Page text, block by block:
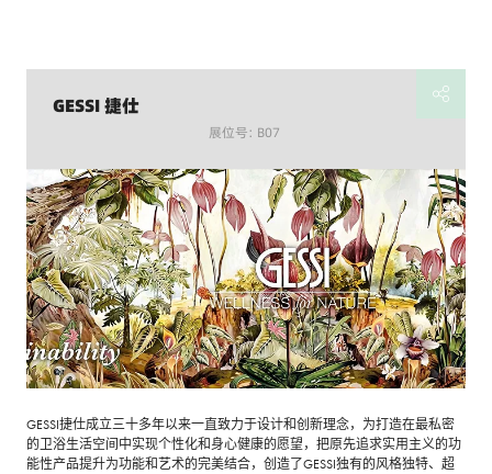
GESSI 捷仕
展位号: B07
GESSI捷仕成立三十多年以来一直致力于设计和创新理念，为打造在最私密
的卫浴生活空间中实现个性化和身心健康的愿望，把原先追求实用主义的功
能性产品提升为功能和艺术的完美结合，创造了GESSI独有的风格独特、超